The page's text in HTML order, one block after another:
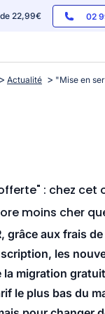
22,99€ 02
Actualité "Mise en
: chez cet
moins cher
grâce aux frais
les
migration
le plus bas du